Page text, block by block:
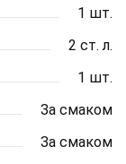
1 шт.
2 ст. л.
1 шт.
За смаком
За смаком